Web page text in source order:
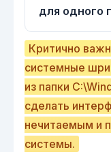
для одного
Критично
системные
из папки
сделать
нечитаемым и
системы.